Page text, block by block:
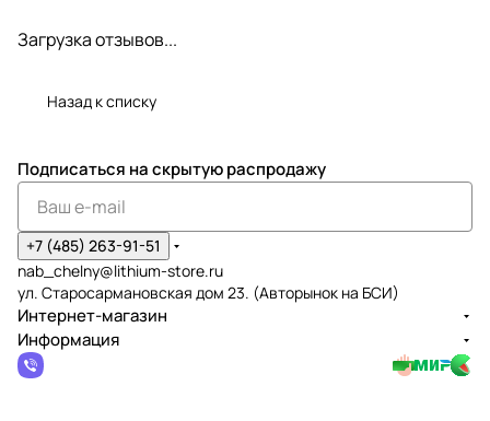
Загрузка отзывов...
Назад к списку
Подписаться на скрытую распродажу
+7 (485) 263-91-51
nab_chelny@lithium-store.ru
ул. Старосармановская дом 23. (Авторынок на БСИ)
Интернет-магазин
Информация